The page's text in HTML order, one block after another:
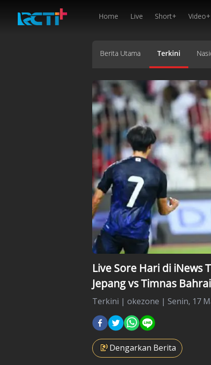
Home Live Short+ Video+
Berita Utama Terkini
Live Sore Hari di iNews
Jepang vs Timnas
Terkini | okezone | Senin, 17
Dengarkan Berita